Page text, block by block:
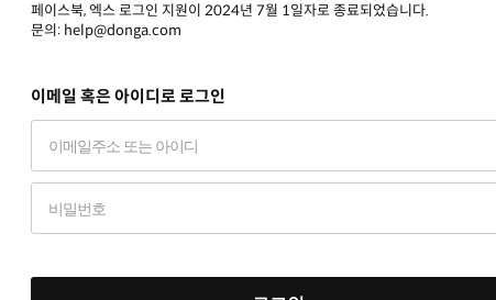
페이스북, 엑스 로그인 지원이 2024년 7월 1일자로 종료되었습니다.
문의: help@donga.com
이메일 혹은 아이디로 로그인